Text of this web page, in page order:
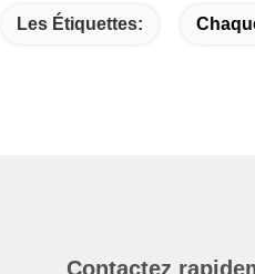
Les Étiquettes:
Contactez